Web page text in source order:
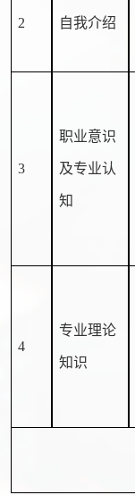
2 自我介绍
3
职业意识
及专业认
知
4
专业理论
知识